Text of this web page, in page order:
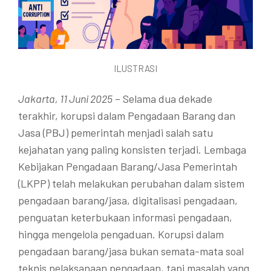
ILUSTRASI
Jakarta, 11 Juni 2025 – Selama dua dekade
terakhir, korupsi dalam Pengadaan Barang dan
Jasa (PBJ) pemerintah menjadi salah satu
kejahatan yang paling konsisten terjadi. Lembaga
Kebijakan Pengadaan Barang/Jasa Pemerintah
(LKPP) telah melakukan perubahan dalam sistem
pengadaan barang/jasa, digitalisasi pengadaan,
penguatan keterbukaan informasi pengadaan,
hingga mengelola pengaduan. Korupsi dalam
pengadaan barang/jasa bukan semata-mata soal
teknis pelaksanaan pengadaan, tapi masalah yang